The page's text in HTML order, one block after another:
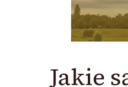
Jakie